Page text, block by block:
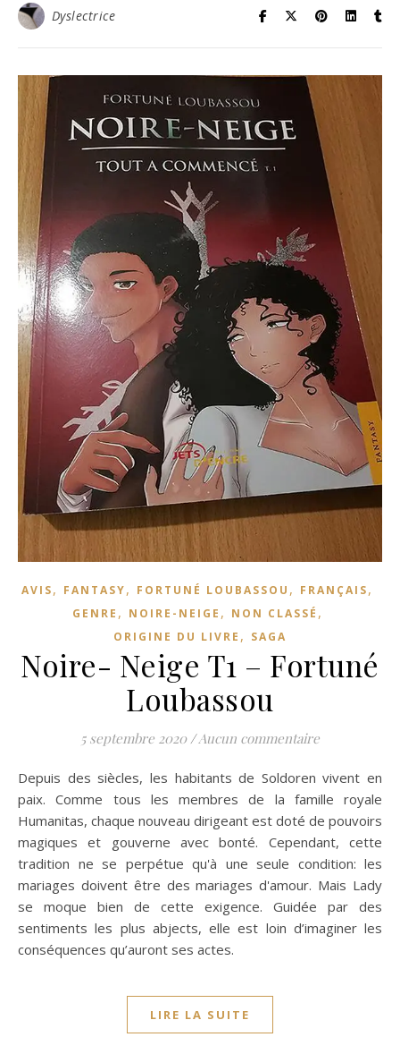
Dyslectrice
AVIS, FANTASY, FORTUNÉ LOUBASSOU , FRANÇAIS,
GENRE , NOIRE-NEIGE , NON CLASSÉ ,
ORIGINE DU LIVRE , SAGA
Noire- Neige T1 – Fortuné
Loubassou
5 septembre 2020 / Aucun commentaire
Depuis des siècles, les habitants de Soldoren vivent en
paix. Comme tous les membres de la famille royale
Humanitas, chaque nouveau dirigeant est doté de pouvoirs
magiques et gouverne avec bonté. Cependant, cette
tradition ne se perpétue qu'à une seule condition: les
mariages doivent être des mariages d'amour. Mais Lady
se moque bien de cette exigence. Guidée par des
sentiments les plus abjects, elle est loin d’imaginer les
conséquences qu’auront ses actes.
LIRE LA SUITE